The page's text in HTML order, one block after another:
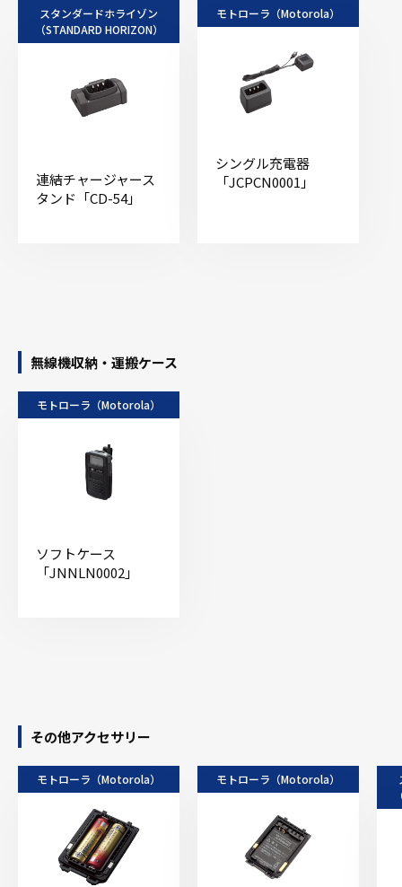
スタンダードホライゾン
（STANDARD HORIZON）
連結チャージャース
タンド「CD-54」
モトローラ（Motorola）
シングル充電器
「JCPCN0001」
無線機収納・運搬ケース
モトローラ（Motorola）
ソフトケース
「JNNLN0002」
その他アクセサリー
モトローラ（Motorola） モトローラ（Motorola）